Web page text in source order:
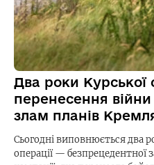
Два роки Курської
перенесення
злам планів
Сьогодні виповнюється два
операції — безпрецедентної